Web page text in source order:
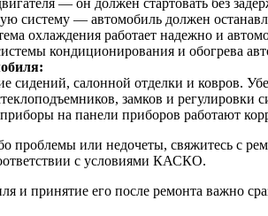
— он должен стартовать без
систему — автомобиль должен
охлаждения работает надежно и
кондиционирования и обогрева
сидений, салонной отделки и ковров.
замков и регулировки
на панели приборов работают
проблемы или недочеты, свяжитесь с
с условиями КАСКО.
и принятие его после ремонта важно